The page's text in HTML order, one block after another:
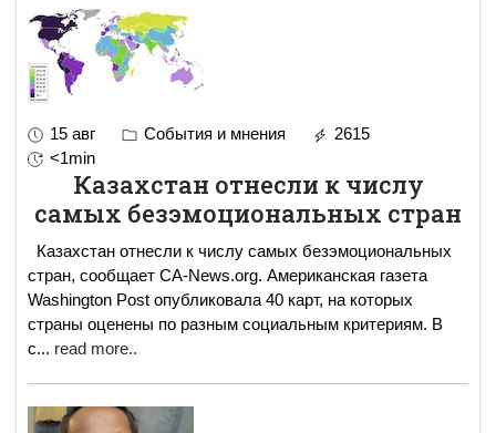
15 авг События и мнения
2615
<1min
Казахстан отнесли к числу
самых безэмоциональных стран
Казахстан отнесли к числу самых безэмоциональных
стран, сообщает CA-News.org. Американская газета
Washington Post опубликовала 40 карт, на которых
страны оценены по разным социальным критериям. В
с... read more..